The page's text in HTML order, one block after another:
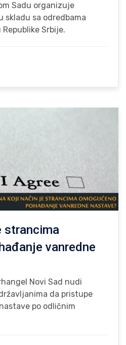
Sadu organizuje
skladu sa odredbama
Srbije.
strancima
vanredne
Novi Sad nudi
da pristupe
po odličnim